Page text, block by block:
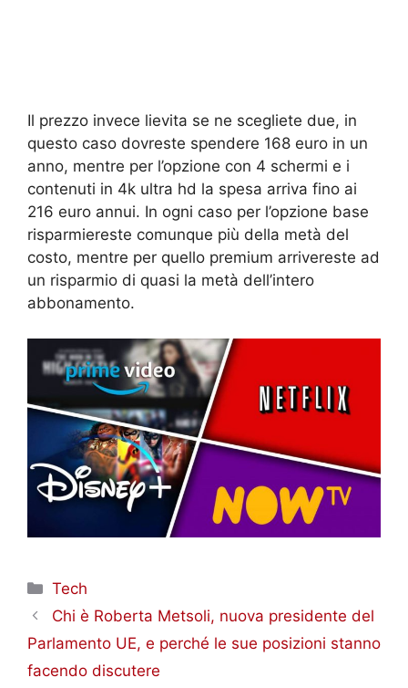
Il prezzo invece lievita se ne scegliete due, in
questo caso dovreste spendere 168 euro in un
anno, mentre per l’opzione con 4 schermi e i
contenuti in 4k ultra hd la spesa arriva fino ai
216 euro annui. In ogni caso per l’opzione base
risparmiereste comunque più della metà del
costo, mentre per quello premium arrivereste ad
un risparmio di quasi la metà dell’intero
abbonamento.
Categorie
Tech
Chi è Roberta Metsoli, nuova presidente del
Parlamento UE, e perché le sue posizioni stanno
facendo discutere